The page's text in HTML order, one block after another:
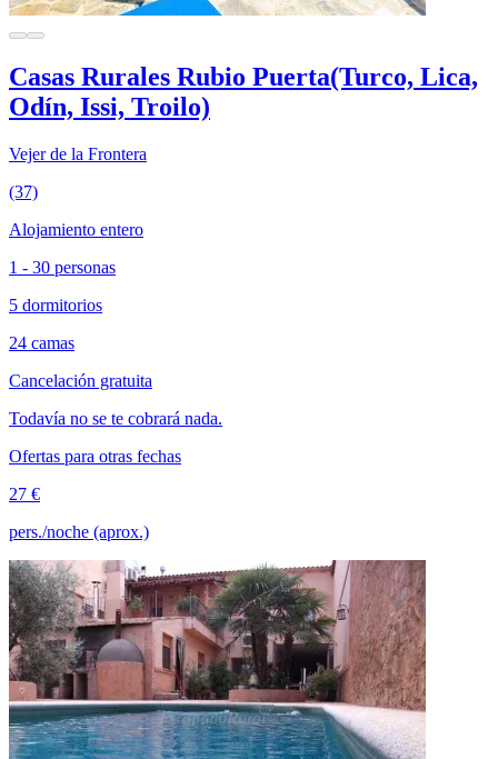
Casas Rurales Rubio Puerta(Turco, Lica,
Odín, Issi, Troilo)
Vejer de la Frontera
(37)
Alojamiento entero
1 - 30 personas
5 dormitorios
24 camas
Cancelación gratuita
Todavía no se te cobrará nada.
Ofertas para otras fechas
27 €
pers./noche (aprox.)